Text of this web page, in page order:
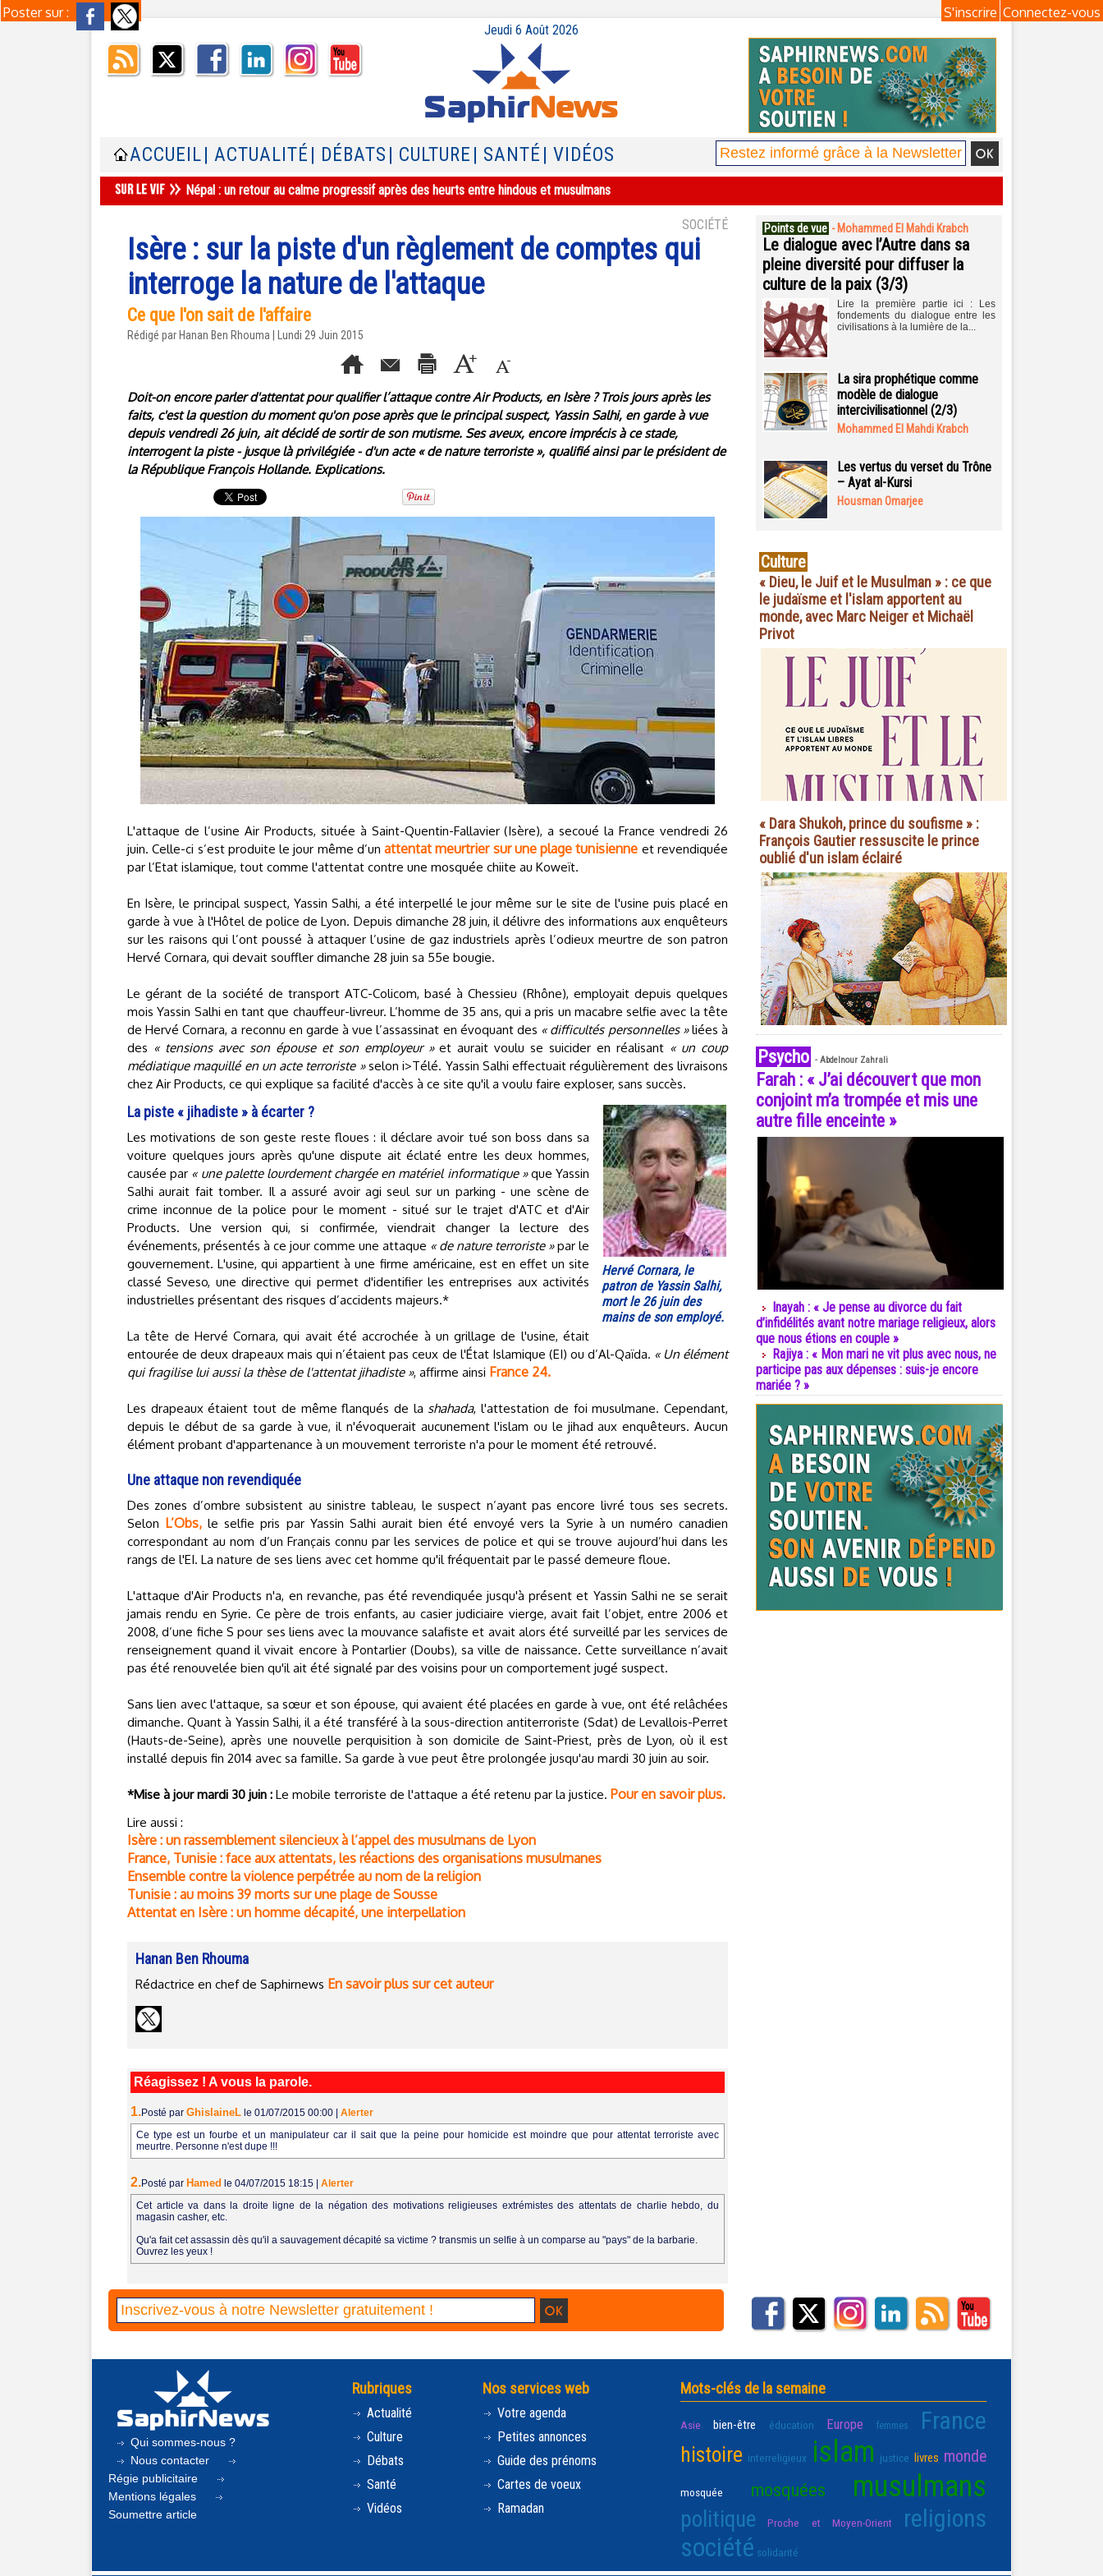
Poster sur : Connectez-vous
S'inscrire
Jeudi 6 Août 2026
ACCUEIL | ACTUALITÉ | DÉBATS | CULTURE | SANTÉ | VIDÉOS
Népal : un retour au calme progressif après des heurts entre hindous et musulmans
SOCIÉTÉ
Isère : sur la piste d'un règlement de comptes qui
interroge la nature de l'attaque
Ce que l'on sait de l'affaire
Rédigé par Hanan Ben Rhouma | Lundi 29 Juin 2015
Doit-on encore parler d'attentat pour qualifier l’attaque contre Air Products, en Isère ? Trois jours après les
faits, c'est la question du moment qu'on pose après que le principal suspect, Yassin Salhi, en garde à vue
depuis vendredi 26 juin, ait décidé de sortir de son mutisme. Ses aveux, encore imprécis à ce stade,
interrogent la piste - jusque là privilégiée - d'un acte « de nature terroriste », qualifié ainsi par le président de
la République François Hollande. Explications.
L'attaque de l’usine Air Products, située à Saint-Quentin-Fallavier (Isère), a secoué la France vendredi 26
juin. Celle-ci s’est produite le jour même d’unattentat meurtrier sur une plage tunisienne et revendiquée
par l’Etat islamique, tout comme l'attentat contre une mosquée chiite au Koweït.
En Isère, le principal suspect, Yassin Salhi, a été interpellé le jour même sur le site de l'usine puis placé en
garde à vue à l'Hôtel de police de Lyon. Depuis dimanche 28 juin, il délivre des informations aux enquêteurs
sur les raisons qui l’ont poussé à attaquer l’usine de gaz industriels après l’odieux meurtre de son patron
Hervé Cornara, qui devait souffler dimanche 28 juin sa 55e bougie.
Le gérant de la société de transport ATC-Colicom, basé à Chessieu (Rhône), employait depuis quelques
mois Yassin Salhi en tant que chauffeur-livreur. L’homme de 35 ans, qui a pris un macabre selfie avec la tête
de Hervé Cornara, a reconnu en garde à vue l’assassinat en évoquant des « difficultés personnelles »liées à
des « tensions avec son épouse et son employeur »et aurait voulu se suicider en réalisant « un coup
médiatique maquillé en un acte terroriste »selon i>Télé. Yassin Salhi effectuait régulièrement des livraisons
chez Air Products, ce qui explique sa facilité d'accès à ce site qu'il a voulu faire exploser, sans succès.
Hervé Cornara, le
patron de Yassin Salhi,
mort le 26 juin des
mains de son employé.
La piste « jihadiste » à écarter ?
Les motivations de son geste reste floues : il déclare avoir tué son boss dans sa
voiture quelques jours après qu'une dispute ait éclaté entre les deux hommes,
causée par « une palette lourdement chargée en matériel informatique »que Yassin
Salhi aurait fait tomber. Il a assuré avoir agi seul sur un parking - une scène de
crime inconnue de la police pour le moment - situé sur le trajet d'ATC et d'Air
Products. Une version qui, si confirmée, viendrait changer la lecture des
événements, présentés à ce jour comme une attaque « de nature terroriste »par le
gouvernement. L'usine, qui appartient à une firme américaine, est en effet un site
classé Seveso, une directive qui permet d'identifier les entreprises aux activités
industrielles présentant des risques d’accidents majeurs.*
La tête de Hervé Cornara, qui avait été accrochée à un grillage de l'usine, était
entourée de deux drapeaux mais qui n’étaient pas ceux de l'État Islamique (EI) ou d’Al-Qaïda. « Un élément
qui fragilise lui aussi la thèse de l'attentat jihadiste », affirme ainsi France 24.
Les drapeaux étaient tout de même flanqués de la shahada, l'attestation de foi musulmane. Cependant,
depuis le début de sa garde à vue, il n'évoquerait aucunement l'islam ou le jihad aux enquêteurs. Aucun
élément probant d'appartenance à un mouvement terroriste n'a pour le moment été retrouvé.
Une attaque non revendiquée
Des zones d’ombre subsistent au sinistre tableau, le suspect n’ayant pas encore livré tous ses secrets.
Selon L’Obs, le selfie pris par Yassin Salhi aurait bien été envoyé vers la Syrie à un numéro canadien
correspondant au nom d’un Français connu par les services de police et qui se trouve aujourd’hui dans les
rangs de l'EI. La nature de ses liens avec cet homme qu'il fréquentait par le passé demeure floue.
L'attaque d'Air Products n'a, en revanche, pas été revendiquée jusqu'à présent et Yassin Salhi ne se serait
jamais rendu en Syrie. Ce père de trois enfants, au casier judiciaire vierge, avait fait l’objet, entre 2006 et
2008, d’une fiche S pour ses liens avec la mouvance salafiste et avait alors été surveillé par les services de
renseignement quand il vivait encore à Pontarlier (Doubs), sa ville de naissance. Cette surveillance n’avait
pas été renouvelée bien qu'il ait été signalé par des voisins pour un comportement jugé suspect.
Sans lien avec l'attaque, sa sœur et son épouse, qui avaient été placées en garde à vue, ont été relâchées
dimanche. Quant à Yassin Salhi, il a été transféré à la sous-direction antiterroriste (Sdat) de Levallois-Perret
(Hauts-de-Seine), après une nouvelle perquisition à son domicile de Saint-Priest, près de Lyon, où il est
installé depuis fin 2014 avec sa famille. Sa garde à vue peut être prolongée jusqu'au mardi 30 juin au soir.
*Mise à jour mardi 30 juin : Le mobile terroriste de l'attaque a été retenu par la justice. Pour en savoir plus.
Lire aussi :
Isère : un rassemblement silencieux à l’appel des musulmans de Lyon
France, Tunisie : face aux attentats, les réactions des organisations musulmanes
Ensemble contre la violence perpétrée au nom de la religion
Tunisie : au moins 39 morts sur une plage de Sousse
Attentat en Isère : un homme décapité, une interpellation
Hanan Ben Rhouma
Rédactrice en chef de Saphirnews En savoir plus sur cet auteur
Réagissez ! A vous la parole.
1.Posté par GhislaineL le 01/07/2015 00:00
Alerter
Ce type est un fourbe et un manipulateur car il sait que la peine pour homicide est moindre que pour attentat terroriste avec
meurtre. Personne n'est dupe !!!
2.Posté par Hamed le 04/07/2015 18:15
Alerter
Cet article va dans la droite ligne de la négation des motivations religieuses extrémistes des attentats de charlie hebdo, du
magasin casher, etc.
Qu'a fait cet assassin dès qu'il a sauvagement décapité sa victime ? transmis un selfie à un comparse au "pays" de la barbarie.
Ouvrez les yeux !
Points de vue - Mohammed El Mahdi Krabch
Le dialogue avec l’Autre dans sa
pleine diversité pour diffuser la
culture de la paix (3/3)
Lire la première partie ici : Les
fondements du dialogue entre les
civilisations à la lumière de la...
La sira prophétique comme
modèle de dialogue
intercivilisationnel (2/3)
Mohammed El Mahdi Krabch
Les vertus du verset du Trône
– Ayat al-Kursi
Housman Omarjee
Culture
« Dieu, le Juif et le Musulman » : ce que
le judaïsme et l'islam apportent au
monde, avec Marc Neiger et Michaël
Privot
« Dara Shukoh, prince du soufisme » :
François Gautier ressuscite le prince
oublié d'un islam éclairé
Psycho - Abdelnour Zahrali
Farah : « J’ai découvert que mon
conjoint m’a trompée et mis une
autre fille enceinte »
Inayah : « Je pense au divorce du fait
d’infidélités avant notre mariage religieux, alors
que nous étions en couple »
Rajiya : « Mon mari ne vit plus avec nous, ne
participe pas aux dépenses : suis-je encore
mariée ? »
Qui sommes-nous ?
Nous contacter
Régie publicitaire
Mentions légales
Soumettre article
Rubriques
Actualité
Culture
Débats
Santé
Vidéos
Nos services web
Votre agenda
Petites annonces
Guide des prénoms
Cartes de voeux
Ramadan
Mots-clés de la semaine
Asie bien-être éducation Europe femmes France
histoire interreligieux islam justice livres monde
mosquée mosquées musulmans
politique Proche et Moyen-Orient religions
société solidarité